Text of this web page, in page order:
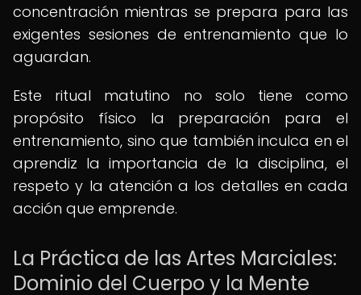
concentración mientras se prepara para las
exigentes sesiones de entrenamiento que lo
aguardan.
Este ritual matutino no solo tiene como
propósito físico la preparación para el
entrenamiento, sino que también inculca en el
aprendiz la importancia de la disciplina, el
respeto y la atención a los detalles en cada
acción que emprende.
La Práctica de las Artes Marciales:
Dominio del Cuerpo y la Mente